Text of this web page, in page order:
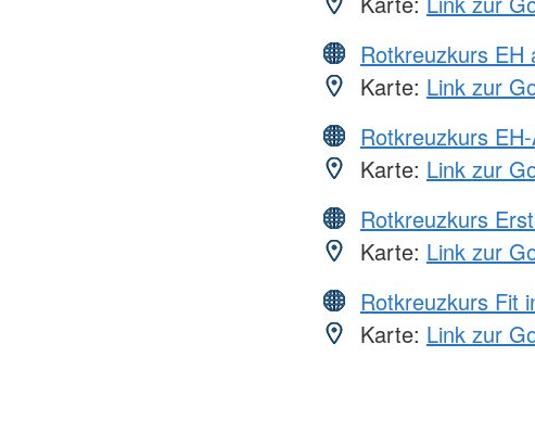
Rotkreuzkurs EH
Karte: Link zur
Rotkreuzkurs
Karte: Link zur
Rotkreuzkurs
Karte: Link zur
Rotkreuzkurs Fit
Karte: Link zur